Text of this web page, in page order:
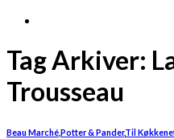
Tag Arkiver:
Trousseau
Beau MarchéPotter & Pander,Til